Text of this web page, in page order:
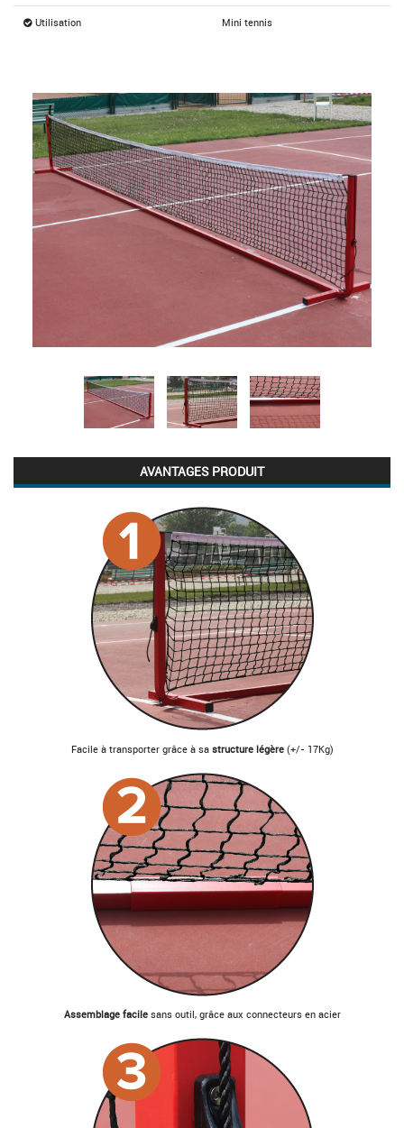
Utilisation Mini tennis
AVANTAGES PRODUIT
Facile à transporter grâce à sastructure légère(+/- 17Kg)
Assemblage facilesans outil, grâce aux connecteurs en acier